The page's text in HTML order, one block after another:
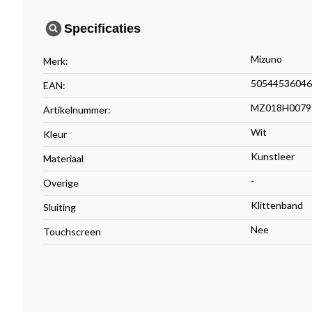
Specificaties
Merk: Mizuno
EAN:
Artikelnummer: MZ018H0079
Kleur Wit
Materiaal Kunstleer
Overige -
Sluiting Klittenband
Touchscreen Nee